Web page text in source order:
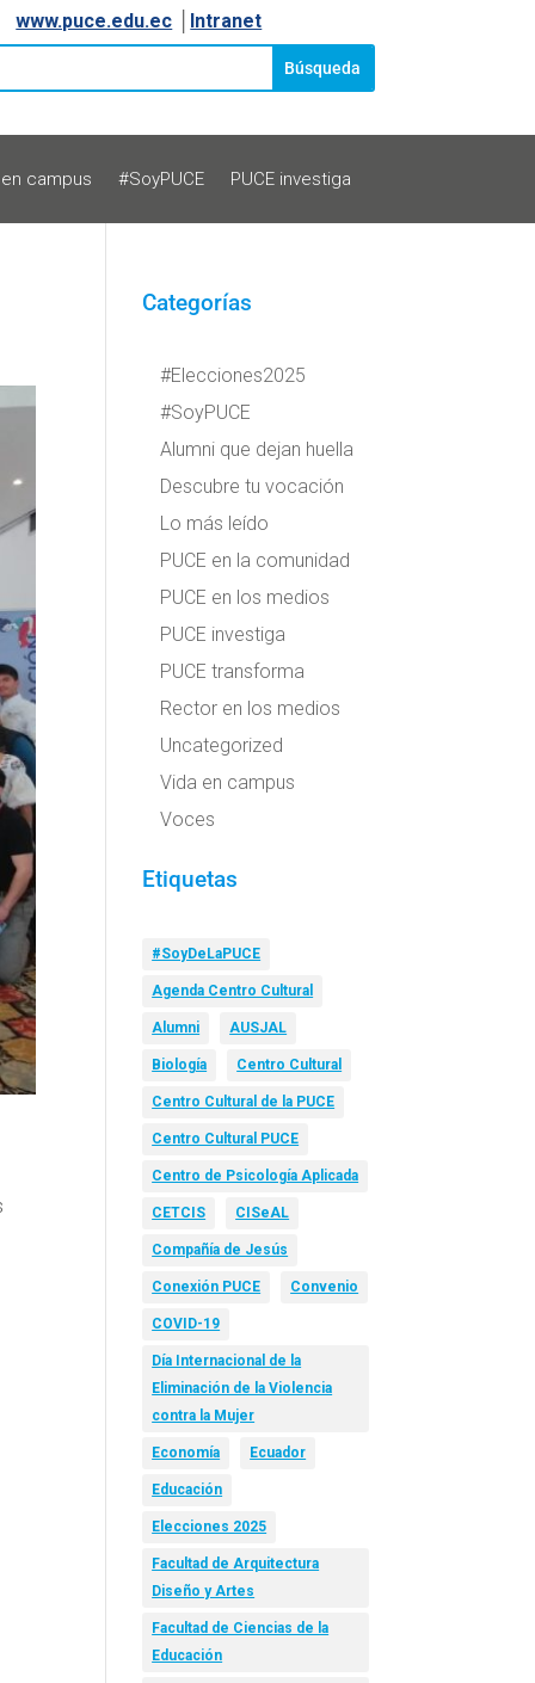
www.puce.edu.ec Intranet
campus #SoyPUCE PUCE investiga
Categorías
#Elecciones2025
#SoyPUCE
Alumni que dejan huella
Descubre tu vocación
Lo más leído
PUCE en la comunidad
PUCE en los medios
PUCE investiga
PUCE transforma
Rector en los medios
Uncategorized
Vida en campus
Voces
Etiquetas
#SoyDeLaPUCE
Agenda Centro Cultural
Alumni AUSJAL
Biología Centro Cultural
Centro Cultural de la PUCE
Centro Cultural PUCE
Centro de Psicología Aplicada
CETCIS CISeAL
Compañía de Jesús
Conexión PUCE Convenio
COVID-19
Día Internacional de la
Eliminación de la Violencia
contra la Mujer
Economía Ecuador
Educación
Elecciones 2025
Facultad de Arquitectura
Diseño y Artes
Facultad de Ciencias de la
Educación